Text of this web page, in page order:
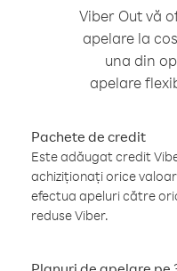
Viber Out vă
apelare la
una din
apelare
Pachete de credit
Este adăugat credit
achiziționați orice
efectua apeluri către
reduse Viber.